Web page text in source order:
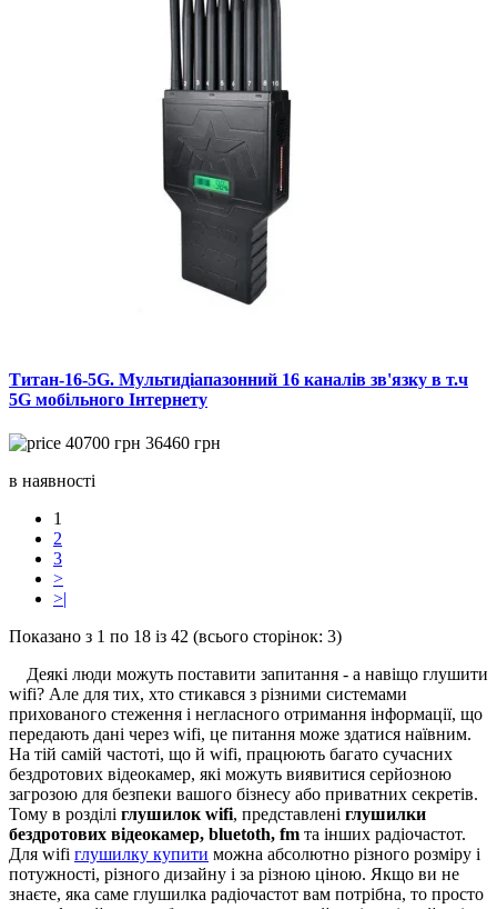
Титан-16-5G. Мультидіапазонний 16 каналів зв'язку в т.ч
5G мобільного Інтернету
40700 грн 36460 грн
в наявності
1
2
3
>
>|
Показано з 1 по 18 із 42 (всього сторінок: 3)
Деякі люди можуть поставити запитання - а навіщо глушити
wifi? Але для тих, хто стикався з різними системами
прихованого стеження і негласного отримання інформації, що
передають дані через wifi, це питання може здатися наївним.
На тій самій частоті, що й wifi, працюють багато сучасних
бездротових відеокамер, які можуть виявитися серйозною
загрозою для безпеки вашого бізнесу або приватних секретів.
Тому в розділі глушилок wifi, представлені глушилки
бездротових відеокамер, bluetoth, fm та інших радіочастот.
Для wifi глушилку купити можна абсолютно різного розміру і
потужності, різного дизайну і за різною ціною. Якщо ви не
знаєте, яка саме глушилка радіочастот вам потрібна, то просто